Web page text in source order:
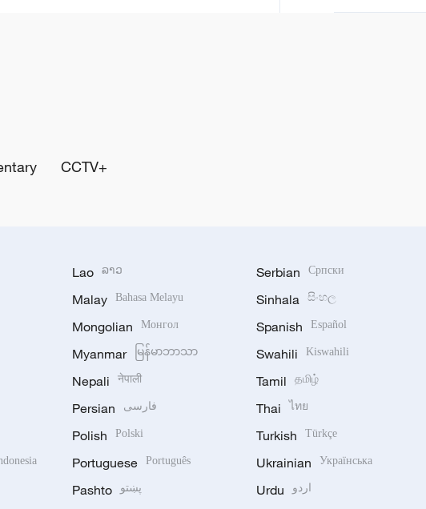
CCTV+
Lao ລາວ
Malay Bahasa Melayu
Mongolian Монгол
Myanmar မြန်မာဘာသာ
Nepali नेपाली
Persian فارسی
Polish Polski
Portuguese Português
Pashto پښتو
Serbian Српски
Sinhala සිංහල
Spanish Español
Swahili Kiswahili
Tamil தமிழ்
Thai ไทย
Turkish Türkçe
Ukrainian Українська
Urdu اردو